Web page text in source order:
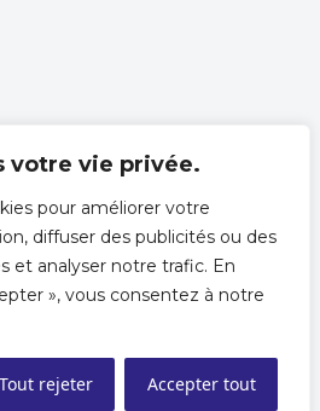
votre vie privée.
pour améliorer votre
diffuser des publicités ou des
et analyser notre trafic. En
», vous consentez à notre
Tout rejeter Accepter tout